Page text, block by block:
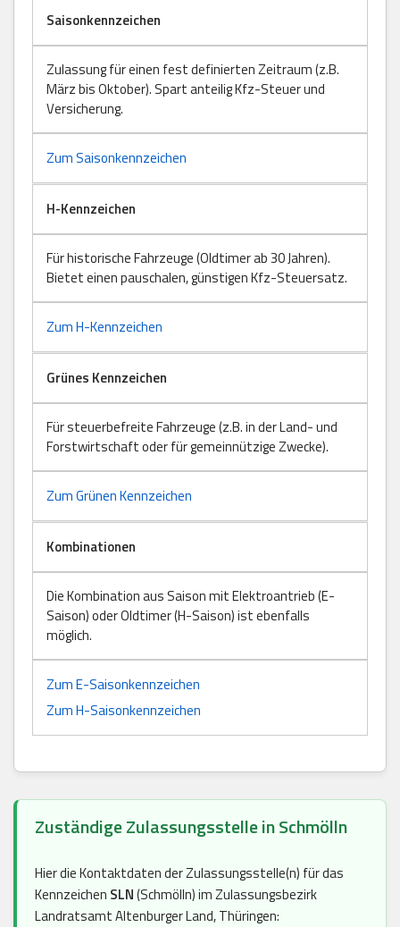
Saisonkennzeichen
Zulassung für einen fest definierten Zeitraum (z.B.
März bis Oktober). Spart anteilig Kfz-Steuer und
Versicherung.
Zum Saisonkennzeichen
H-Kennzeichen
Für historische Fahrzeuge (Oldtimer ab 30 Jahren).
Bietet einen pauschalen, günstigen Kfz-Steuersatz.
Zum H-Kennzeichen
Grünes Kennzeichen
Für steuerbefreite Fahrzeuge (z.B. in der Land- und
Forstwirtschaft oder für gemeinnützige Zwecke).
Zum Grünen Kennzeichen
Kombinationen
Die Kombination aus Saison mit Elektroantrieb (E-
Saison) oder Oldtimer (H-Saison) ist ebenfalls
möglich.
Zum E-Saisonkennzeichen
Zum H-Saisonkennzeichen
Zuständige Zulassungsstelle in Schmölln
Hier die Kontaktdaten der Zulassungsstelle(n) für das
Kennzeichen SLN(Schmölln) im Zulassungsbezirk
Landratsamt Altenburger Land, Thüringen: